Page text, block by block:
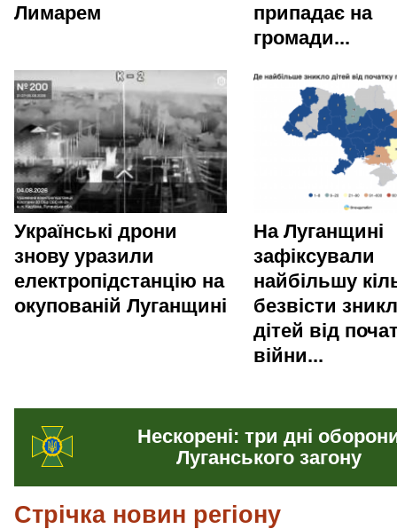
Лимарем
припадає на
громади...
Українські дрони
знову уразили
електропідстанцію на
окупованій Луганщині
На Луганщині
зафіксували
найбільшу
безвісти
дітей від
війни...
Нескорені: три дні
Луганського загону
Стрічка новин регіону